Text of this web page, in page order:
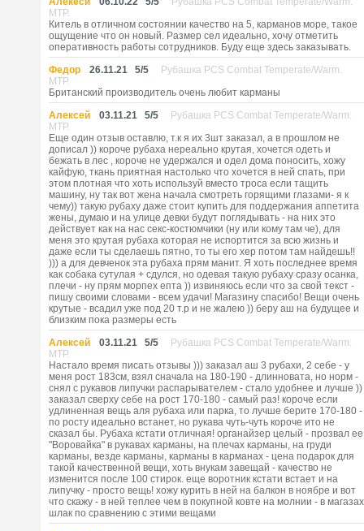
MTP.
Китель в отличном состоянии качество на 5, карманов море, такое
ощущение что он новый. Размер сел идеально, хочу отметить
оперативность работы сотрудников. Буду еще здесь заказывать.
Федор
26.11.21 5/5
Рубашка PCS Combat Temperate/Warm.
MTP.
Британский производитель очень любит карманы
Алексей
03.11.21 5/5
Рубашка PCS Combat Temperate/Warm.
MTP.
Еще один отзыв оставлю, т.к я их 3шт заказал, а в прошлом не
дописал )) короче рубаха нереально крутая, хочется одеть и
бежать в лес , короче не удержался и одел дома поносить, хожу
кайфую, ткань приятная настолько что хочется в ней спать, при
этом плотная что хоть используй вместо троса если тащить
машину, ну так вот жена начала смотреть горящими глазами- я к
чему)) такую рубаху даже стоит купить для поддержания аппетита
жены, думаю и на улице девки будут поглядывать - на них это
действует как на нас секс-костюмчики (ну или кому там че), для
меня это крутая рубаха которая не испортится за всю жизнь и
даже если ты сделаешь пятно, то ты его хер потом там найдешь!!
))) а для девченок эта рубаха прям манит. Я хоть последнее время
как собака сутулая + сдулся, но одевая такую рубаху сразу осанка,
плечи - ну прям морпех епта )) извиняюсь если что за свой текст -
пишу своими словами - всем удачи! Магазину спасибо! Вещи очень
крутые - всадил уже под 20 т.р и не жалею )) беру аш на будущее и
близким пока размеры есть
Алексей
03.11.21 5/5
Рубашка PCS Combat Temperate/Warm.
MTP.
Настало время писать отзывы ))) заказал аш 3 рубахи, 2 себе - у
меня рост 183см, взял сначала на 180-190 - длинновата, но норм -
снял с рукавов липучки распарывателем - стало удобнее и лучше ))
заказал сверху себе на рост 170-180 - самый раз! короче если
удлиненная вещь аля рубаха или парка, то лучше берите 170-180 -
по росту идеально встанет, но рукава чуть-чуть короче ито не
сказал бы. Рубаха кстати отличная! органайзер целый - прозвал ее
"Воровайка" в рукавах карманы, на плечах карманы, на груди
карманы, везде карманы, карманы в карманах - цена подарок для
такой качественной вещи, хоть внукам завещай - качество не
изменится после 100 стирок. еще воротник кстати встает и на
липучку - просто вещь! хожу курить в ней на балкон в ноябре и вот
что скажу - в ней теплее чем в покупной ковте на молнии - в магазах
шлак по сравнению с этими вещами